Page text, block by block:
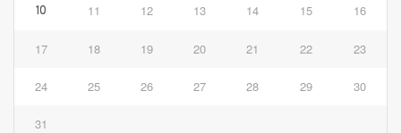
10 11 12 13 14 15 16
17 18 19 20 21 22 23
24 25 26 27 28 29 30
31